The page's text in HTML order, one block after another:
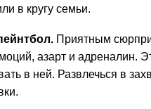
в кругу семьи.
Приятным
азарт и адреналин.
в ней. Развлечься в